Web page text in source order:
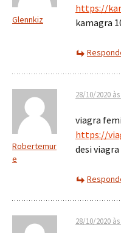
Glennkiz
https://
kamagra
Robertemur
e
28/10/2020
viagra
https://
desi
28/10/2020